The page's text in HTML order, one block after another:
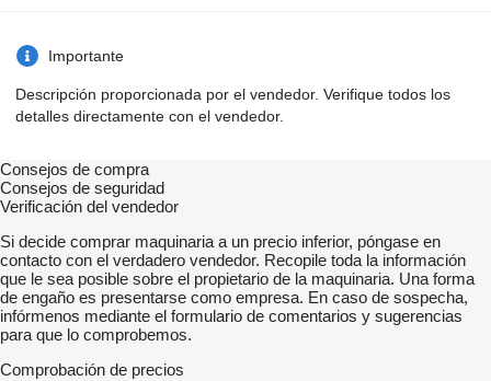
Importante
Descripción proporcionada por el vendedor. Verifique todos los
detalles directamente con el vendedor.
Consejos de compra
Consejos de seguridad
Verificación del vendedor
Si decide comprar maquinaria a un precio inferior, póngase en
contacto con el verdadero vendedor. Recopile toda la información
que le sea posible sobre el propietario de la maquinaria. Una forma
de engaño es presentarse como empresa. En caso de sospecha,
infórmenos mediante el formulario de comentarios y sugerencias
para que lo comprobemos.
Comprobación de precios